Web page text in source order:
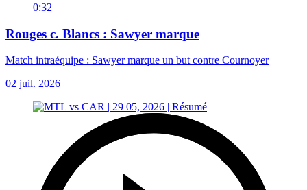
0:32
Rouges c. Blancs : Sawyer marque
Match intraéquipe : Sawyer marque un but contre Cournoyer
02 juil. 2026